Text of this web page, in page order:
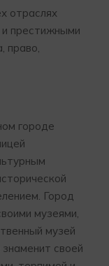
отраслях
престижными
право,
городе
Город
музеями,
музей
своей